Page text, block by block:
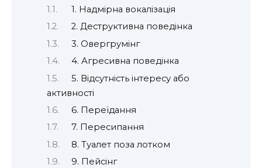
1. Надмірна вокалізація
2. Деструктивна поведінка
3. Овергрумінг
4. Агресивна поведінка
5. Відсутність інтересу або
активності
6. Переїдання
7. Пересипання
8. Туалет поза лотком
9. Пейсінг